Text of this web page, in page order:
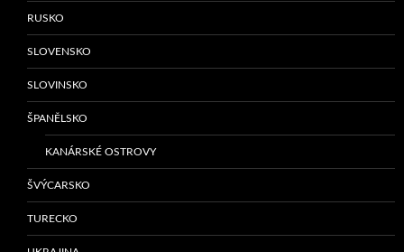
RUSKO
SLOVENSKO
SLOVINSKO
ŠPANĚLSKO
KANÁRSKÉ OSTROVY
ŠVÝCARSKO
TURECKO